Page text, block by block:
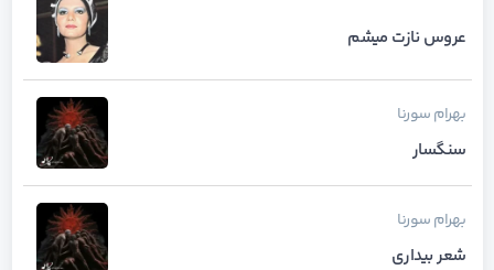
عروس نازت میشم
بهرامسورنا
سنگسار
بهرامسورنا
شعر بیداری